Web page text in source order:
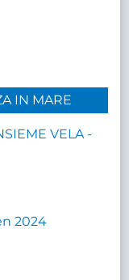
IN MARE
VELA -
2024